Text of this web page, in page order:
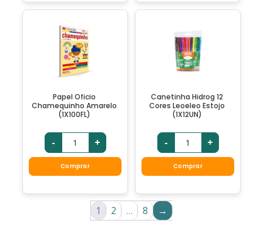
Papel Oficio
Chamequinho Amarelo
(1X100FL)
- +
Comprar
Canetinha Hidrog 12
Cores Leoeleo Estojo
(1X12UN)
- +
Comprar
1 2 … 8 →